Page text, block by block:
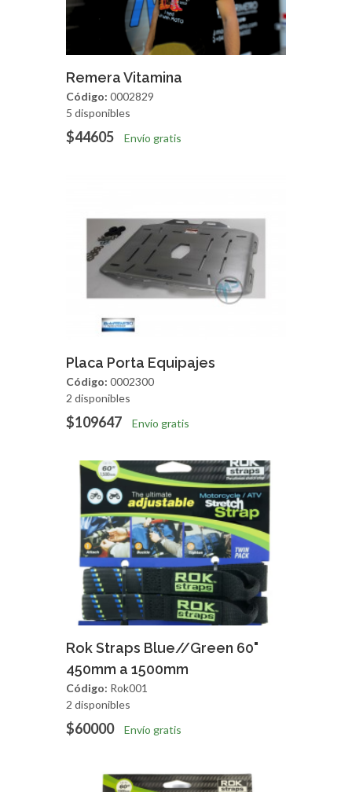
Agregar
Remera Vitamina
Código: 0002829
5 disponibles
$44605 Envío gratis
Agregar Vista Rapida
Placa Porta Equipajes
Código: 0002300
2 disponibles
$109647 Envío gratis
Agregar Vista Rapida
Rok Straps Blue//Green 60"
450mm a 1500mm
Código: Rok001
2 disponibles
$60000 Envío gratis